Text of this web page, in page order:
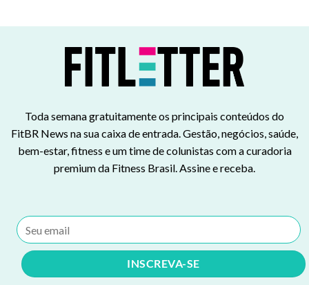
Toda semana gratuitamente os principais conteúdos do
FitBR News na sua caixa de entrada. Gestão, negócios, saúde,
bem-estar, fitness e um time de colunistas com a curadoria
premium da Fitness Brasil. Assine e receba.